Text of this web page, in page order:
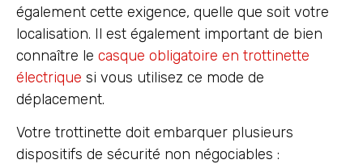
également cette exigence, quelle que soit votre
localisation. Il est également important de bien
connaître le casque obligatoire en trottinette
électrique si vous utilisez ce mode de
déplacement.
Votre trottinette doit embarquer plusieurs
dispositifs de sécurité non négociables :